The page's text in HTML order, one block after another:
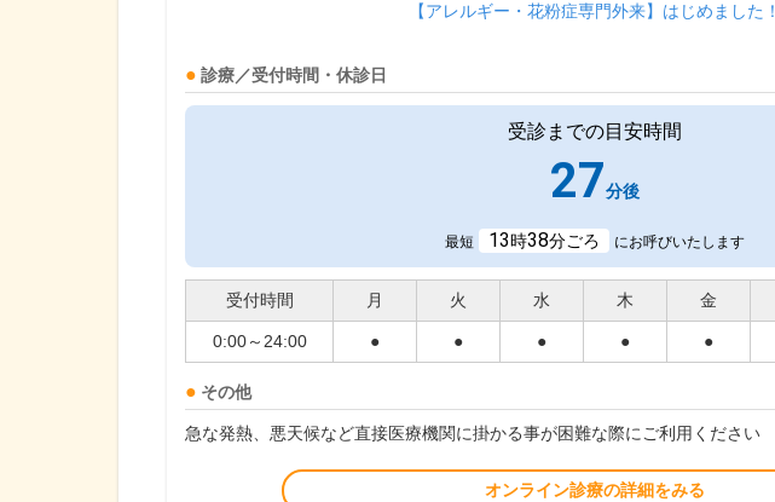
【アレルギー・花粉症専門外来】はじめました！
診療／受付時間・休診日
受診までの目安時間
27分後
最短 13時38分ごろ にお呼びいたします
受付時間 月 火 水 木 金
0:00～24:00 ● ● ● ● ●
その他
急な発熱、悪天候など直接医療機関に掛かる事が困難な際にご利用ください
オンライン診療の詳細をみる